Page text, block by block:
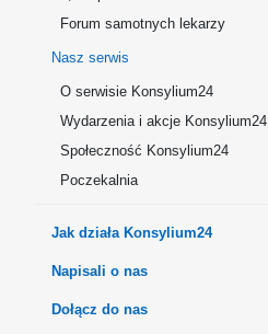
Forum samotnych lekarzy
Nasz serwis
O serwisie Konsylium24
Wydarzenia i akcje Konsylium24
Społeczność Konsylium24
Poczekalnia
Jak działa Konsylium24
Napisali o nas
Dołącz do nas